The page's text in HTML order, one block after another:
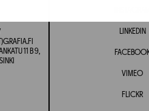
11 B 9,
LINKEDIN
VIMEO
FLICKR